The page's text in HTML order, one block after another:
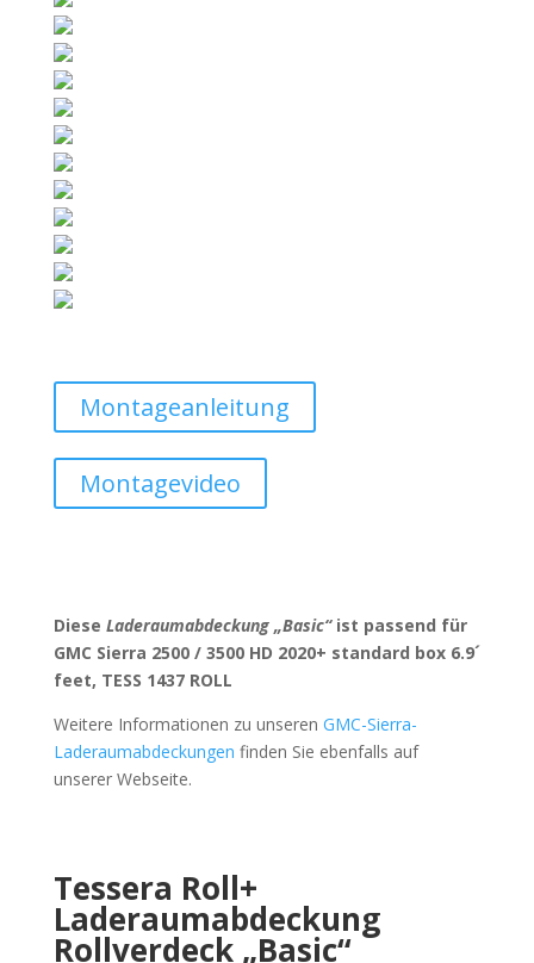
Montageanleitung
Montagevideo
Diese Laderaumabdeckung „Basic“ ist passend für
GMC Sierra 2500 / 3500 HD 2020+ standard box 6.9´
feet, TESS 1437 ROLL
Weitere Informationen zu unseren GMC-Sierra-
Laderaumabdeckungen finden Sie ebenfalls auf
unserer Webseite.
Tessera Roll+
Laderaumabdeckung
Rollverdeck „Basic“